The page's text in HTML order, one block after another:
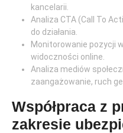
kancelarii.
Analiza CTA (Call To
do działania.
Monitorowanie pozycji
widoczności online.
Analiza mediów
zaangażowanie, ruch
Współpraca z
zakresie